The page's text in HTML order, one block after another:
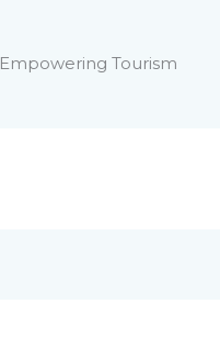
Empowering Tourism